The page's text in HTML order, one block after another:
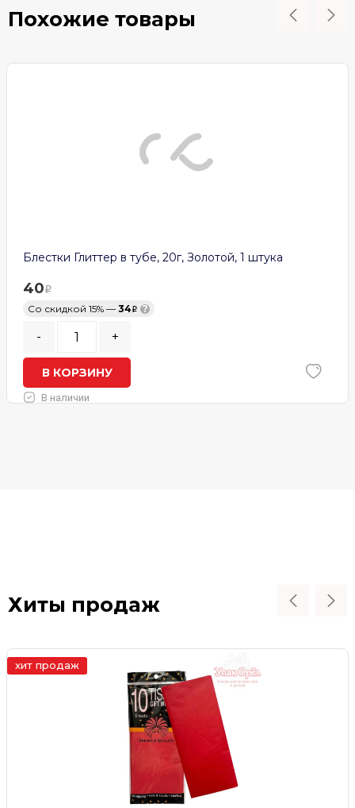
Похожие товары
Блестки Глиттер в тубе, 20г, Золотой, 1 штука
40
Со скидкой 15% — 34 ?
- +
В КОРЗИНУ
В наличии
Хиты продаж
хит продаж